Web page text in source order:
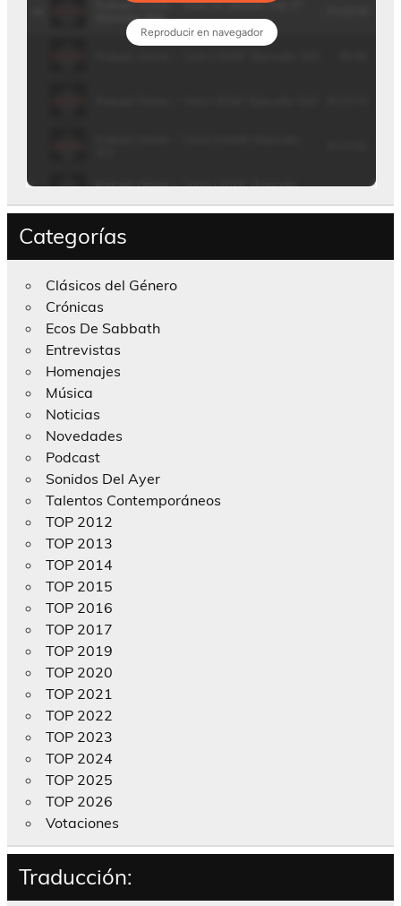
Categorías
Clásicos del Género
Crónicas
Ecos De Sabbath
Entrevistas
Homenajes
Música
Noticias
Novedades
Podcast
Sonidos Del Ayer
Talentos Contemporáneos
TOP 2012
TOP 2013
TOP 2014
TOP 2015
TOP 2016
TOP 2017
TOP 2019
TOP 2020
TOP 2021
TOP 2022
TOP 2023
TOP 2024
TOP 2025
TOP 2026
Votaciones
Traducción: